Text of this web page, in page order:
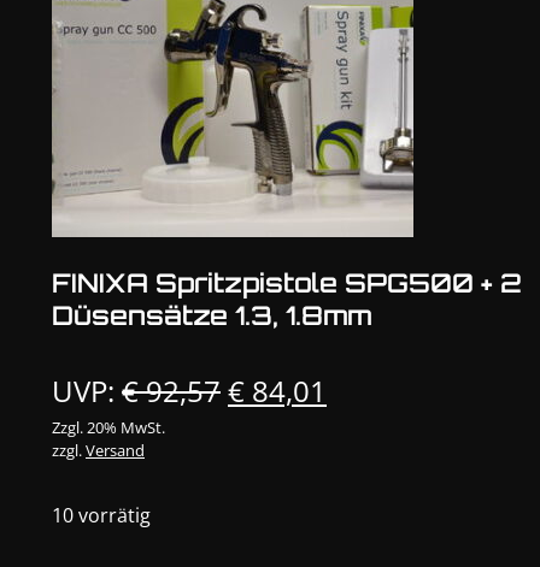
FINIXA Spritzpistole SPG500 + 2
Düsensätze 1.3, 1.8mm
UVP: €92,57Ursprünglicher
€ 84,01
Zzgl. 20% MwSt.
zzgl.Versand
10 vorrätig